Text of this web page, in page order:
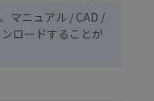
マニュアル / CAD /
ロードすることが